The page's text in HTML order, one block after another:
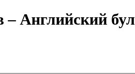
Английский